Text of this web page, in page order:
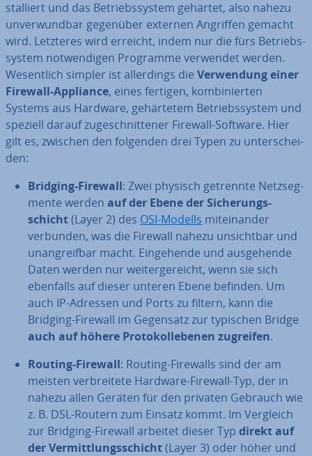
stal­liert und das Be­triebs­sys­tem gehärtet, also nahezu
un­ver­wund­bar gegenüber externen Angriffen gemacht
wird. Letzteres wird erreicht, indem nur die fürs Be­triebs­
sys­tem not­wen­di­gen Programme verwendet werden.
We­sent­lich simpler ist al­ler­dings die Ver­wen­dung einer
Firewall-Appliance, eines fertigen, kom­bi­nier­ten
Systems aus Hardware, ge­här­te­tem Be­triebs­sys­tem und
speziell darauf zu­ge­schnit­te­ner Firewall-Software. Hier
gilt es, zwischen den folgenden drei Typen zu un­ter­schei­
den:
Bridging-Firewall: Zwei physisch getrennte Netz­seg­
men­te werden auf der Ebene der Si­che­rungs­
schicht(Layer 2) des OSI-Modells mit­ein­an­der
verbunden, was die Firewall nahezu un­sicht­bar und
un­an­greif­bar macht. Ein­ge­hen­de und aus­ge­hen­de
Daten werden nur wei­ter­ge­reicht, wenn sie sich
ebenfalls auf dieser unteren Ebene befinden. Um
auch IP-Adressen und Ports zu filtern, kann die
Bridging-Firewall im Gegensatz zur typischen Bridge
auch auf höhere Pro­to­koll­ebe­nen zugreifen.
Routing-Firewall: Routing-Firewalls sind der am
meisten ver­brei­te­te Hardware-Firewall-Typ, der in
nahezu allen Geräten für den privaten Gebrauch wie
z. B. DSL-Routern zum Einsatz kommt. Im Vergleich
zur Bridging-Firewall arbeitet dieser Typ direkt auf
der Ver­mitt­lungs­schicht(Layer 3) oder höher und